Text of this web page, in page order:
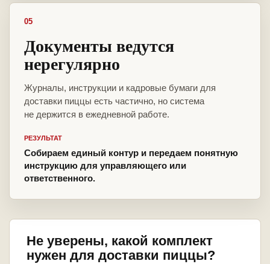
05
Документы ведутся
нерегулярно
Журналы, инструкции и кадровые бумаги для
доставки пиццы есть частично, но система
не держится в ежедневной работе.
РЕЗУЛЬТАТ
Собираем единый контур и передаем понятную
инструкцию для управляющего или
ответственного.
Не уверены, какой комплект
нужен для доставки пиццы?